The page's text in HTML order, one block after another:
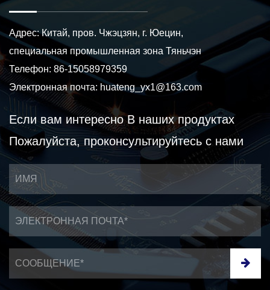
Адрес: Китай, пров. Чжэцзян, г. Юецин,
специальная промышленная зона Тяньчэн
Телефон: 86-15058979359
Электронная почта: huateng_yx1@163.com
Если вам интересноВ наших продуктах
Пожалуйста, проконсультируйтесь с нами